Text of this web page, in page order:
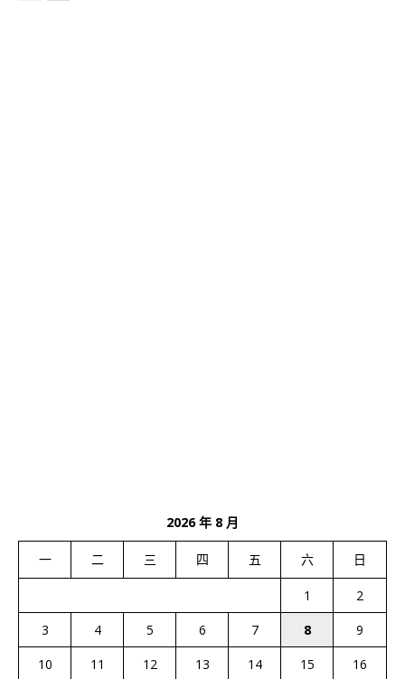
2026 年 8 月
一 二 三 四 五 六 日
1
2
3
4 5 6 7 8
9
10
11 12 13 14 15
16